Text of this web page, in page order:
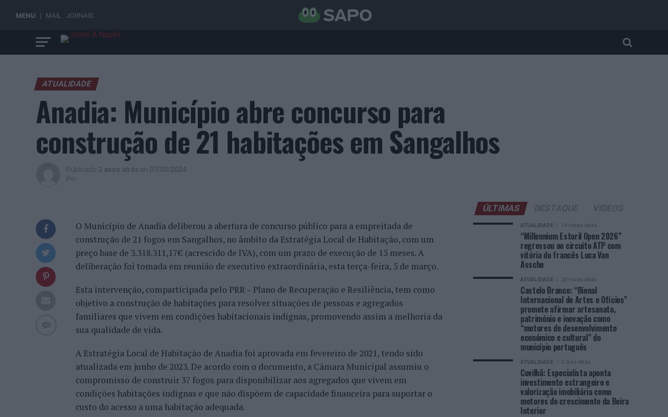
MENU MAIL JORNAIS
ATUALIDADE
Anadia: Município abre concurso para
construção de 21 habitações em Sangalhos
Publicado 2 anos atrás on 07/03/2024
Por
O Município de Anadia deliberou a abertura de concurso público para a empreitada de
construção de 21 fogos em Sangalhos, no âmbito da Estratégia Local de Habitação, com um
preço base de 3.318.311,17€ (acrescido de IVA), com um prazo de execução de 15 meses. A
deliberação foi tomada em reunião de executivo extraordinária, esta terça-feira, 5 de março.
Esta intervenção, comparticipada pelo PRR – Plano de Recuperação e Resiliência, tem como
objetivo a construção de habitações para resolver situações de pessoas e agregados
familiares que vivem em condições habitacionais indignas, promovendo assim a melhoria da
sua qualidade de vida.
A Estratégia Local de Habitação de Anadia foi aprovada em fevereiro de 2021, tendo sido
atualizada em junho de 2023. De acordo com o documento, a Câmara Municipal assumiu o
compromisso de construir 37 fogos para disponibilizar aos agregados que vivem em
condições habitações indignas e que não dispõem de capacidade financeira para suportar o
custo do acesso a uma habitação adequada.
ÚLTIMAS
ATUALIDADE 14 horas atrás
“Millennium Estoril Open 2026”
regressou ao circuito ATP com
vitória do francês Luca Van
Assche
ATUALIDADE 20 horas atrás
Castelo Branco: “Bienal
Internacional de Artes e Ofícios”
promete afirmar artesanato,
património e inovação como
“motores de desenvolvimento
económico e cultural” do
município português
ATUALIDADE 2 dias atrás
Covilhã: Especialista aponta
investimento estrangeiro e
valorização imobiliária como
motores do crescimento da Beira
Interior